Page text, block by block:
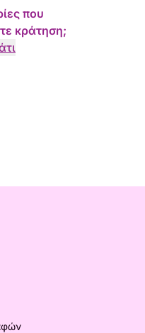
που
κράτηση;